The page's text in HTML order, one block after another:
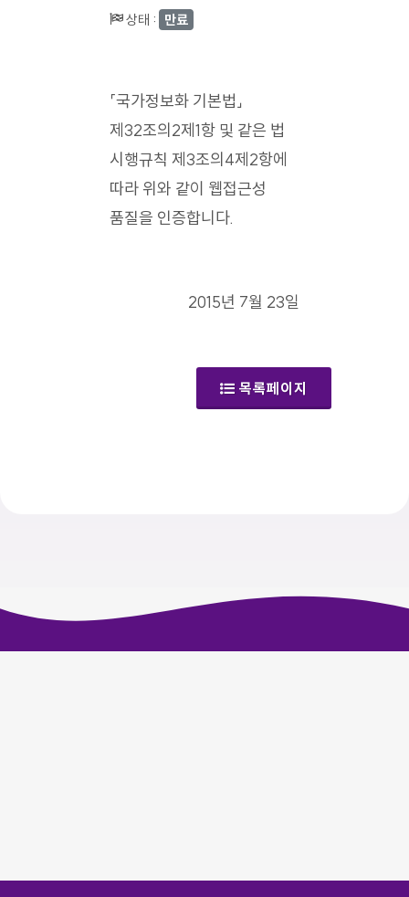
상태 : 만료
「국가정보화 기본법」
제32조의2제1항 및 같은 법
시행규칙 제3조의4제2항에
따라 위와 같이 웹접근성
품질을 인증합니다.
2015년 7월 23일
목록페이지